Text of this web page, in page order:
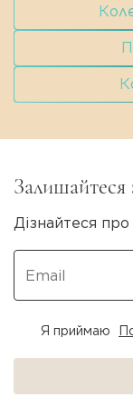
Залишайтеся
Дізнайтеся
Я приймаю